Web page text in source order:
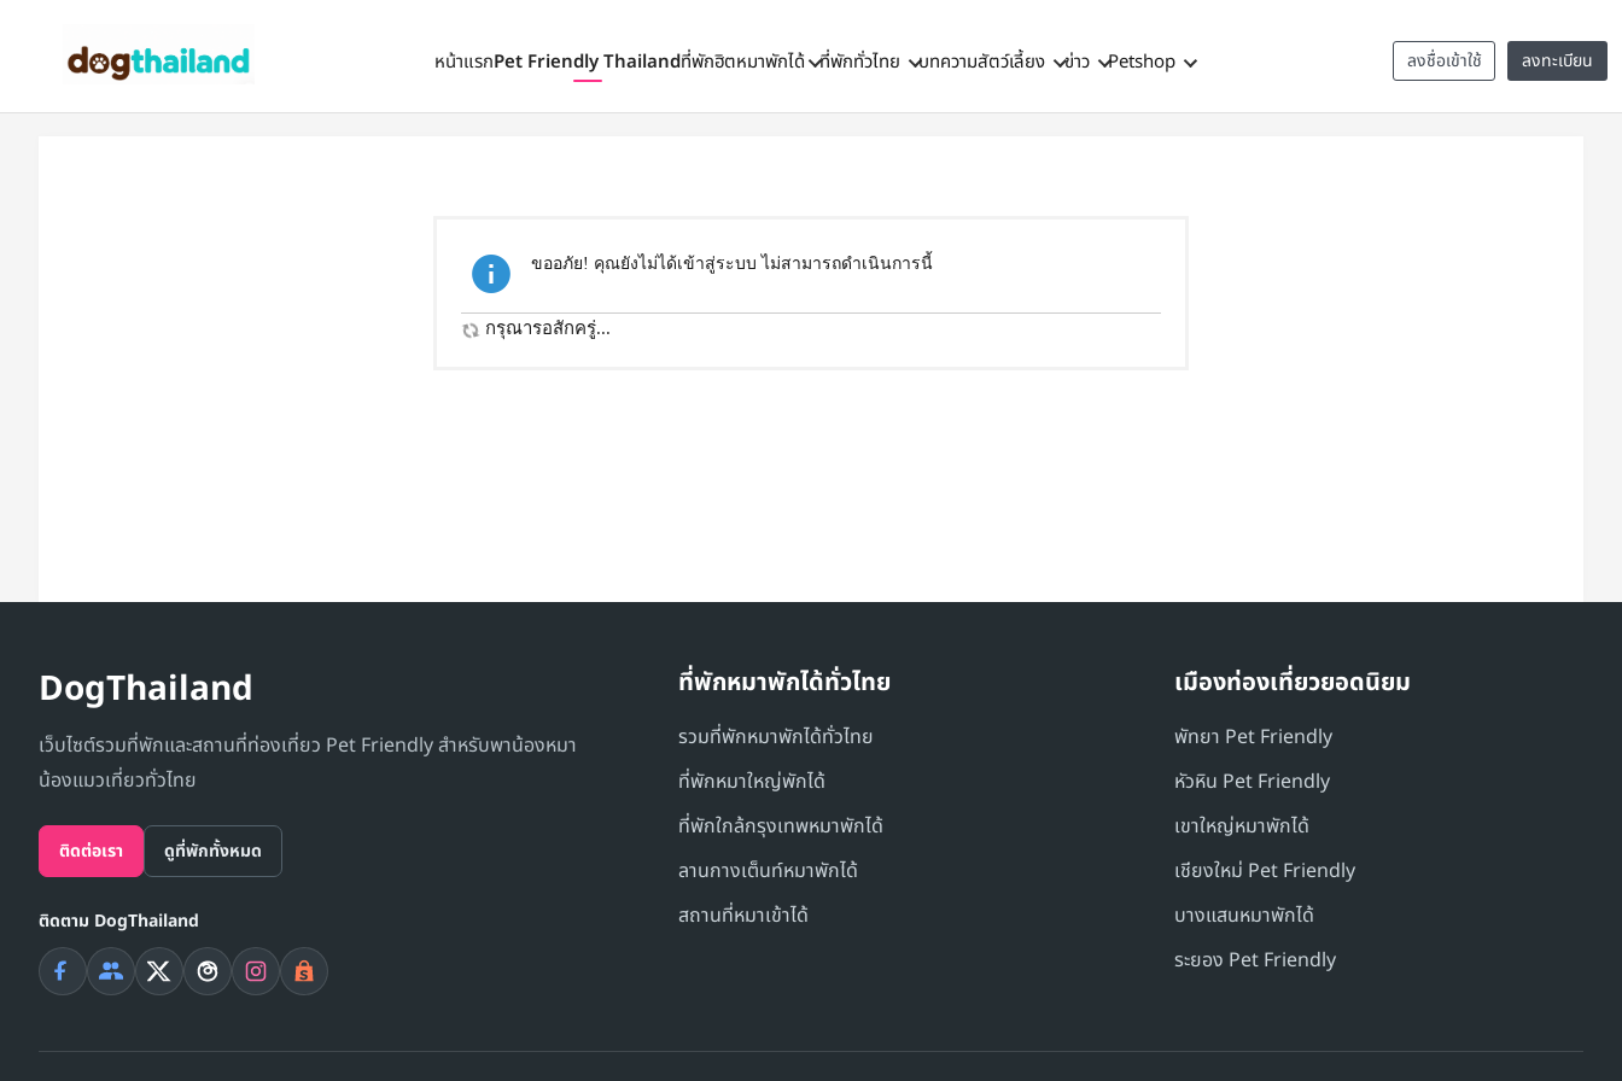
ลงชื่อเข้าใช้ ลงทะเบียน
หน้าแรกPet Friendly Thailandที่พักฮิตหมาพักได้ ที่พักทั่วไทย บทความสัตว์เลี้ยง ข่าว Petshop
ขออภัย! คุณยังไม่ได้เข้าสู่ระบบ ไม่สามารถดำเนินการนี้
กรุณารอสักครู่...
DogThailand
เว็บไซต์รวมที่พักและสถานที่ท่องเที่ยว Pet Friendly สำหรับพาน้องหมา
น้องแมวเที่ยวทั่วไทย
ติดต่อเรา ดูที่พักทั้งหมด
ติดตาม DogThailand
ที่พักหมาพักได้ทั่วไทย
รวมที่พักหมาพักได้ทั่วไทย
ที่พักหมาใหญ่พักได้
ที่พักใกล้กรุงเทพหมาพักได้
ลานกางเต็นท์หมาพักได้
สถานที่หมาเข้าได้
เมืองท่องเที่ยวยอดนิยม
พัทยา Pet Friendly
หัวหิน Pet Friendly
เขาใหญ่หมาพักได้
เชียงใหม่ Pet Friendly
บางแสนหมาพักได้
ระยอง Pet Friendly